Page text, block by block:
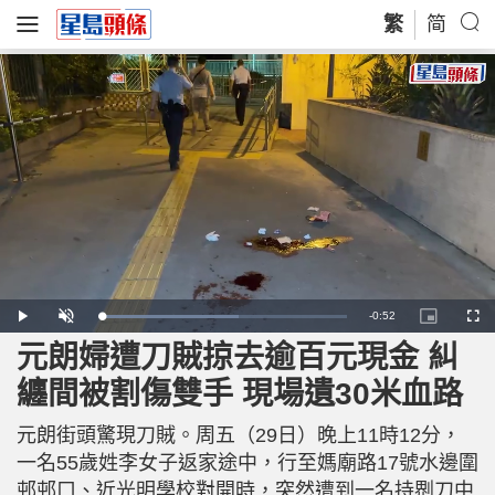
繁 简
P
l
a
y
U
n
m
u
t
e
L
o
a
d
e
d
:
5
6
1
0
%
R
e
m
-0:52
P
i
c
t
u
e
i
-
P
i
c
F
u
元朗婦遭刀賊掠去逾百元現金 糾
纏間被割傷雙手 現場遺30米血路
元朗街頭驚現刀賊。周五（29日）晚上11時12分，
一名55歲姓李女子返家途中，行至媽廟路17號水邊圍
邨邨口、近光明學校對開時，突然遭到一名持𠝹刀中